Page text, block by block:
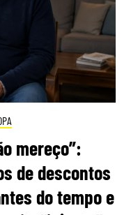
mereço”:
de descontos
do tempo e